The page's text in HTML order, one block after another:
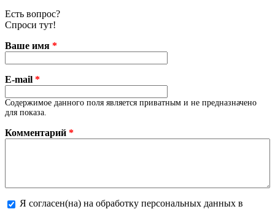
Есть вопрос?
Спроси тут!
Ваше имя *
E-mail *
Содержимое данного поля является приватным и не предназначено
для показа.
Комментарий *
Я согласен(на) на обработку персональных данных в